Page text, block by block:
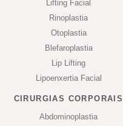
Lifting Facial
Rinoplastia
Otoplastia
Blefaroplastia
Lip Lifting
Lipoenxertia Facial
CIRURGIAS CORPORAIS
Abdominoplastia